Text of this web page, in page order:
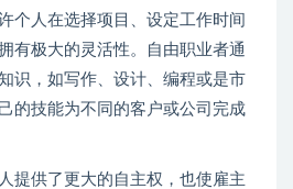
个人在选择项目、设定工作时间
有极大的灵活性。自由职业者通
识，如写作、设计、编程或是市
的技能为不同的客户或公司完成
提供了更大的自主权，也使雇主